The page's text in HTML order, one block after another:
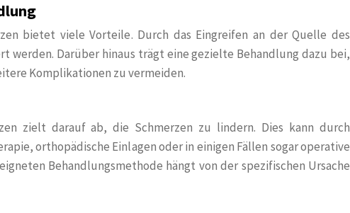
bietet viele Vorteile. Durch das Eingreifen an der Quelle des
werden. Darüber hinaus trägt eine gezielte Behandlung dazu bei,
Komplikationen zu vermeiden.
zielt darauf ab, die Schmerzen zu lindern. Dies kann durch
orthopädische Einlagen oder in einigen Fällen sogar operative
Behandlungsmethode hängt von der spezifischen Ursache